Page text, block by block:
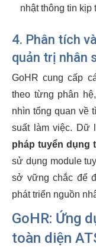
nhật thông tin kịp
4. Phân tích
quản trị nhân
GoHR cung cấp
theo từng phân
nhìn tổng quan về
suất làm việc. Dữ
pháp tuyển dụng
sử dụng module
sở vững chắc để
phát triển nguồn
GoHR: Ứng
toàn diện